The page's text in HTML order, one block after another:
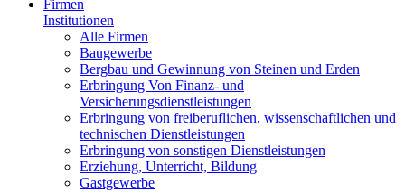
Firmen
Institutionen
Alle Firmen
Baugewerbe
Bergbau und Gewinnung von Steinen und Erden
Erbringung Von Finanz- und
Versicherungsdienstleistungen
Erbringung von freiberuflichen, wissenschaftlichen und
technischen Dienstleistungen
Erbringung von sonstigen Dienstleistungen
Erziehung, Unterricht, Bildung
Gastgewerbe